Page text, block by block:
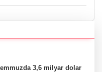
3,6 milyar dolar